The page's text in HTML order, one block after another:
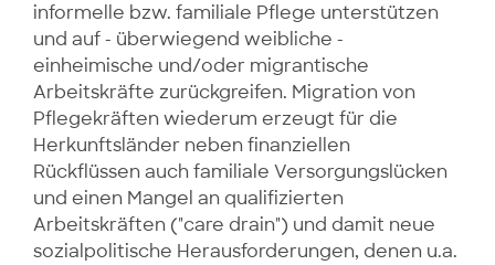
informelle bzw. familiale Pflege unterstützen
und auf - überwiegend weibliche -
einheimische und/oder migrantische
Arbeitskräfte zurückgreifen. Migration von
Pflegekräften wiederum erzeugt für die
Herkunftsländer neben finanziellen
Rückflüssen auch familiale Versorgungslücken
und einen Mangel an qualifizierten
Arbeitskräften ("care drain") und damit neue
sozialpolitische Herausforderungen, denen u.a.